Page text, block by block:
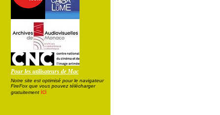
Pour les utilisateurs de Mac
Notre site est optimisé pour le navigateur
FireFox que vous pouvez télécharger
gratuitement ici